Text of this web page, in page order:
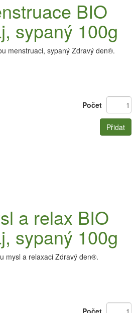
BIO
sypaný 100g
menstruaci, sypaný Zdravý den®.
Počet
Přidat
a relax BIO
sypaný 100g
mysl a relaxaci Zdravý den®.
Počet